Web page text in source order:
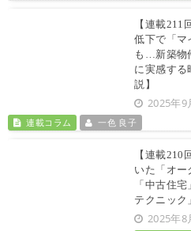
【連載211
低下で「マ
も…新築物
に実感する
説】
2025年9
連載コラム 一色 良子
【連載210
いた「オ
「中古住
テクニック
2025年8